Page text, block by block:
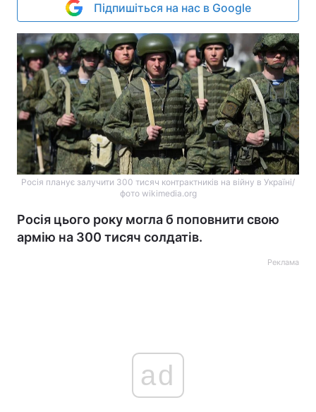
Підпишіться на нас в Google
Росія планує залучити 300 тисяч контрактників на війну в Україні/
фото wikimedia.org
Росія цього року могла б поповнити свою
армію на 300 тисяч солдатів.
Реклама
ad